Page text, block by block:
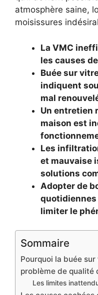
atmosphère saine,
moisissures
La VMC
les causes
Buée sur
indiquent
mal
Un entretien
maison est
Les
et mauvaise
solutions
Adopter de
limiter le
Sommaire
Pourquoi la buée
problème de qualité
Les limites